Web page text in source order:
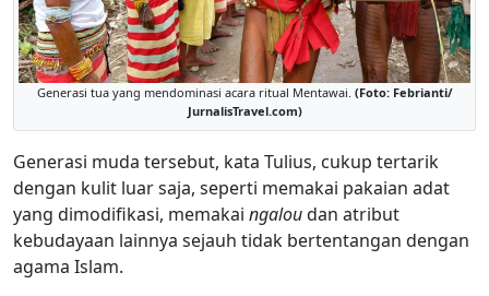
Generasi tua yang mendominasi acara ritual Mentawai. (Foto: Febrianti/
JurnalisTravel.com)
Generasi muda tersebut, kata Tulius, cukup tertarik
dengan kulit luar saja, seperti memakai pakaian adat
yang dimodifikasi, memakai ngaloudan atribut
kebudayaan lainnya sejauh tidak bertentangan dengan
agama Islam.